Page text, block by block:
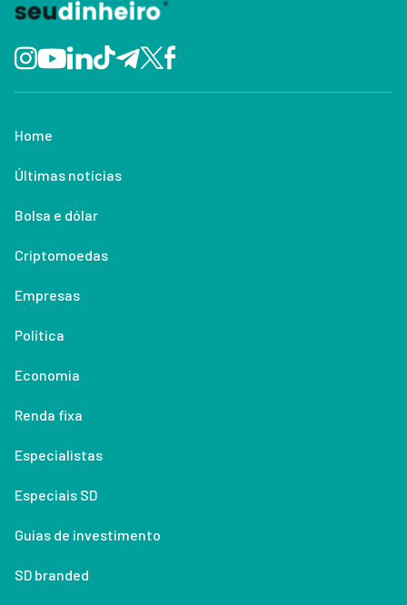
Home
Últimas notícias
Bolsa e dólar
Criptomoedas
Empresas
Política
Economia
Renda fixa
Especialistas
Especiais SD
Guias de investimento
SD branded